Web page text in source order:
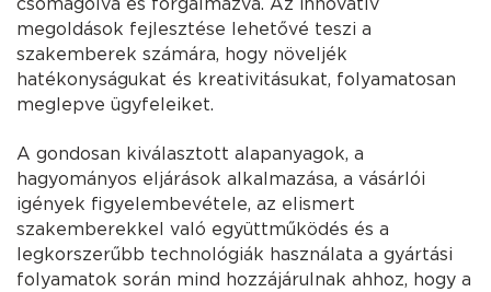
megoldások fejlesztése lehetővé teszi a
szakemberek számára, hogy növeljék
hatékonyságukat és kreativitásukat, folyamatosan
meglepve ügyfeleiket.
A gondosan kiválasztott alapanyagok, a
hagyományos eljárások alkalmazása, a vásárlói
igények figyelembevétele, az elismert
szakemberekkel való együttműködés és a
legkorszerűbb technológiák használata a gyártási
folyamatok során mind hozzájárulnak ahhoz, hogy a